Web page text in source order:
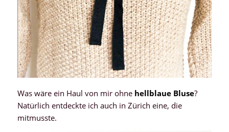
Was wäre ein Haul von mir ohne hellblaue Bluse?
Natürlich entdeckte ich auch in Zürich eine, die
mitmusste.